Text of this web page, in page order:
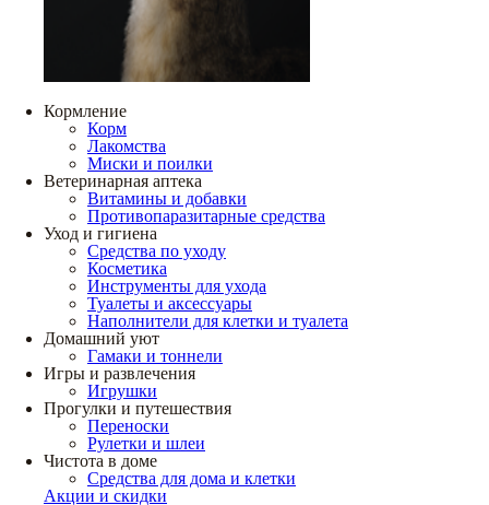
Кормление
Корм
Лакомства
Миски и поилки
Ветеринарная аптека
Витамины и добавки
Противопаразитарные средства
Уход и гигиена
Средства по уходу
Косметика
Инструменты для ухода
Туалеты и аксессуары
Наполнители для клетки и туалета
Домашний уют
Гамаки и тоннели
Игры и развлечения
Игрушки
Прогулки и путешествия
Переноски
Рулетки и шлеи
Чистота в доме
Средства для дома и клетки
Акции и скидки